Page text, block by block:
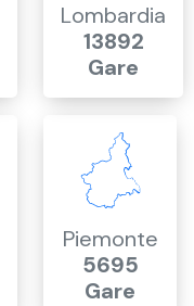
Lombardia
13892
Gare
Piemonte
5695
Gare